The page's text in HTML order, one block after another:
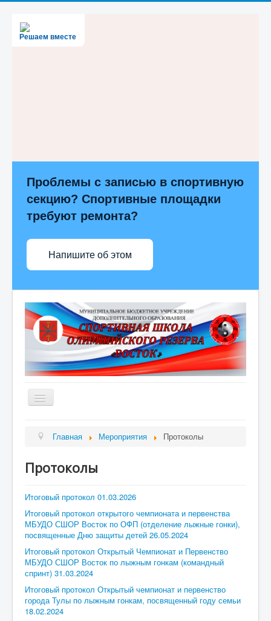
Решаем вместе
Проблемы с записью в спортивную
секцию? Спортивные площадки
требуют ремонта?
Напишите об этом
О школе
Новости
Гордость школы
Мероприятия
Контакты
Родителям
Группа в VK
Главная Мероприятия Протоколы
Протоколы
Итоговый протокол 01.03.2026
Итоговый протокол открытого чемпионата и первенства
МБУДО СШОР Восток по ОФП (отделение лыжные гонки),
посвященные Дню защиты детей 26.05.2024
Итоговый протокол Открытый Чемпионат и Первенство
МБУДО СШОР Восток по лыжным гонкам (командный
спринт) 31.03.2024
Итоговый протокол Открытый чемпионат и первенство
города Тулы по лыжным гонкам, посвященный году семьи
18.02.2024